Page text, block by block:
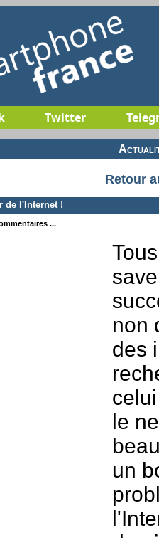
Twitter
Retour
de l'Internet !
...
non
des
le
un